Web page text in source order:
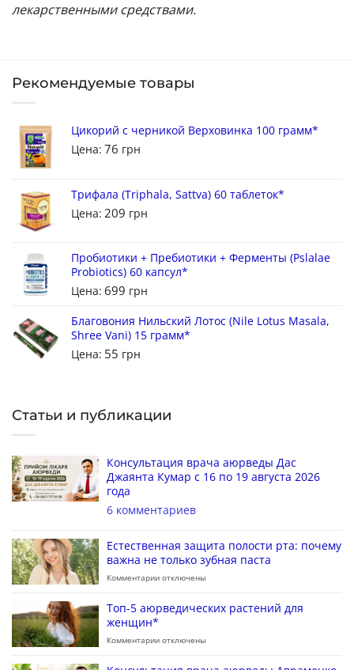
лекарственными средствами.
Рекомендуемые товары
Цикорий с черникой Верховинка 100 грамм*
Цена: 76 грн
Трифала (Triphala, Sattva) 60 таблеток*
Цена: 209 грн
Пробиотики + Пребиотики + Ферменты (Pslalae
Probiotics) 60 капсул*
Цена: 699 грн
Благовония Нильский Лотос (Nile Lotus Masala,
Shree Vani) 15 грамм*
Цена: 55 грн
Статьи и публикации
Консультация врача аюрведы Дас
Джаянта Кумар с 16 по 19 августа 2026
года
6 комментариев
Естественная защита полости рта: почему
важна не только зубная паста
Комментарии отключены
Топ-5 аюрведических растений для
женщин*
Комментарии отключены